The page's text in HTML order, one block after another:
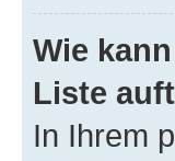
Wie
Liste
In Ihrem